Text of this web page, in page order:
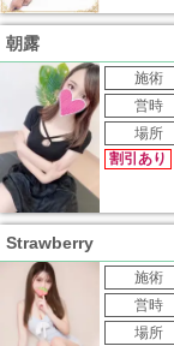
朝露
施術
営時
場所
割引あり
Strawberry
施術
営時
場所